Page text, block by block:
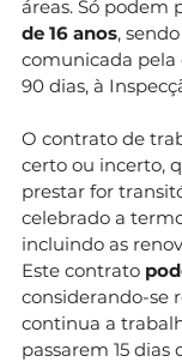
áreas. Só podem
de 16 anos,
comunicada
90 dias, à
O contrato de
certo ou incerto,
prestar for
celebrado a
incluindo as
Este contrato
considerando-se
continua a
passarem 15